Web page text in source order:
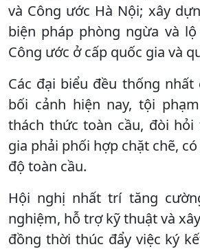
và Công ước Hà Nội; xây
biện pháp phòng ngừa và
Công ước ở cấp quốc gia và
Các đại biểu đều thống
bối cảnh hiện nay, tội
thách thức toàn cầu, đòi hỏi
gia phải phối hợp chặt chẽ,
độ toàn cầu.
Hội nghị nhất trí tăng
nghiệm, hỗ trợ kỹ thuật và
đồng thời thúc đẩy việc ký